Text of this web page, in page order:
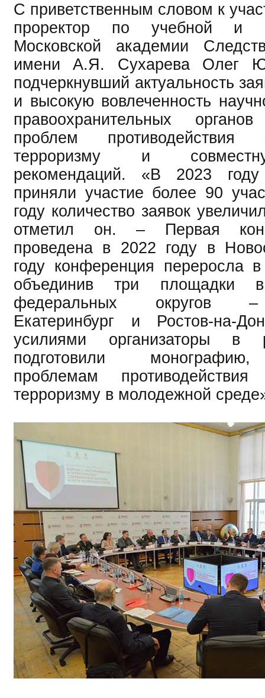
С приветственным словом к
проректор по учебной и
Московской академии
имени А.Я. Сухарева Олег
подчеркнувший актуальность
и высокую вовлеченность
правоохранительных
проблем противодействия
терроризму и
рекомендаций. «В 2023
приняли участие более 90
году количество заявок
отметил он. – Первая
проведена в 2022 году в
году конференция переросла
объединив три площадки
федеральных округов –
Екатеринбург и Ростов-на-
усилиями организаторы в
подготовили
проблемам
терроризму в молодежной